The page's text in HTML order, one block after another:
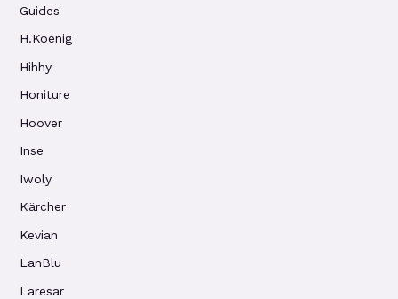
Guides
H.Koenig
Hihhy
Honiture
Hoover
Inse
Iwoly
Kärcher
Kevian
LanBlu
Laresar